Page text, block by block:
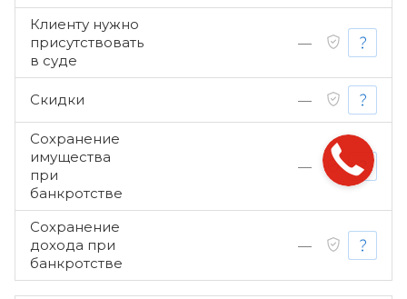
Клиенту нужно
присутствовать
в суде
—
Скидки —
Сохранение
имущества
при
банкротстве
—
Сохранение
дохода при
банкротстве
—